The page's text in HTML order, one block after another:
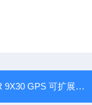
扩展输入通道运输环境记录仪